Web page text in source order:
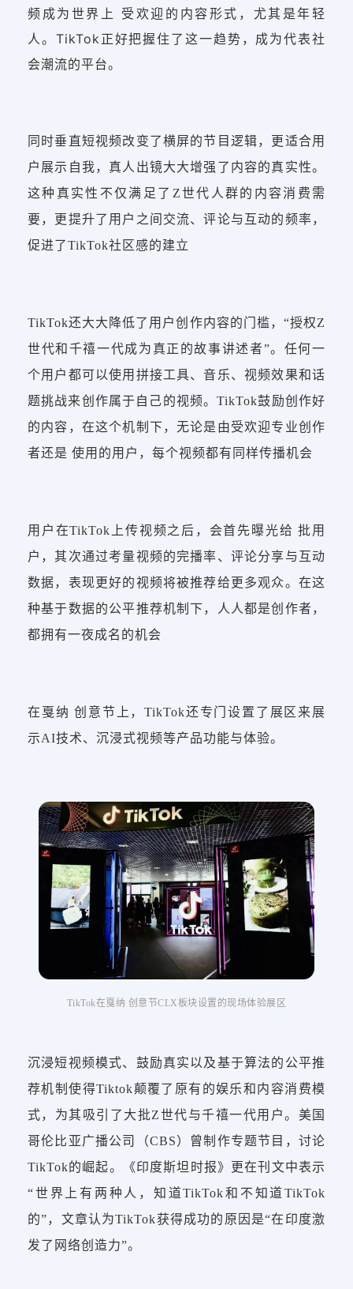
频成为世界上 受欢迎的内容形式，尤其是年轻
人。TikTok正好把握住了这一趋势，成为代表社
会潮流的平台。
同时垂直短视频改变了横屏的节目逻辑，更适合用
户展示自我，真人出镜大大增强了内容的真实性。
这种真实性不仅满足了Z世代人群的内容消费需
要，更提升了用户之间交流、评论与互动的频率，
促进了TikTok社区感的建立
TikTok还大大降低了用户创作内容的门槛，“授权Z
世代和千禧一代成为真正的故事讲述者”。任何一
个用户都可以使用拼接工具、音乐、视频效果和话
题挑战来创作属于自己的视频。TikTok鼓励创作好
的内容，在这个机制下，无论是由受欢迎专业创作
者还是 使用的用户，每个视频都有同样传播机会
用户在TikTok上传视频之后，会首先曝光给 批用
户，其次通过考量视频的完播率、评论分享与互动
数据，表现更好的视频将被推荐给更多观众。在这
种基于数据的公平推荐机制下，人人都是创作者，
都拥有一夜成名的机会
在戛纳 创意节上，TikTok还专门设置了展区来展
示AI技术、沉浸式视频等产品功能与体验。
TikTok在戛纳 创意节CLX板块设置的现场体验展区
沉浸短视频模式、鼓励真实以及基于算法的公平推
荐机制使得Tiktok颠覆了原有的娱乐和内容消费模
式，为其吸引了大批Z世代与千禧一代用户。美国
哥伦比亚广播公司（CBS）曾制作专题节目，讨论
TikTok的崛起。《印度斯坦时报》更在刊文中表示
“世界上有两种人，知道TikTok和不知道TikTok
的”，文章认为TikTok获得成功的原因是“在印度激
发了网络创造力”。